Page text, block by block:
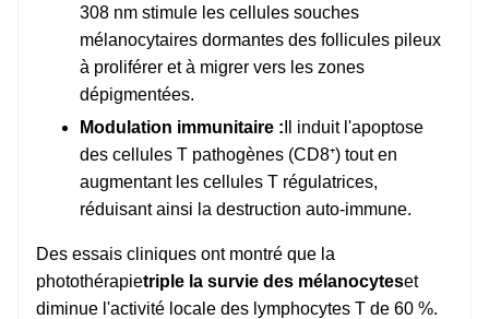
308 nm stimule les cellules souches
mélanocytaires dormantes des follicules pileux
à proliférer et à migrer vers les zones
dépigmentées.
Modulation immunitaire : Il induit l'apoptose
des cellules T pathogènes (CD8⁺) tout en
augmentant les cellules T régulatrices,
réduisant ainsi la destruction auto-immune.
Des essais cliniques ont montré que la
photothérapietriple la survie des mélanocyteset
diminue l'activité locale des lymphocytes T de 60 %.